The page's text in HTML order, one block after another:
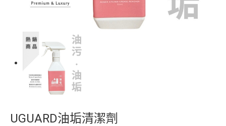
UGUARD油垢清潔劑